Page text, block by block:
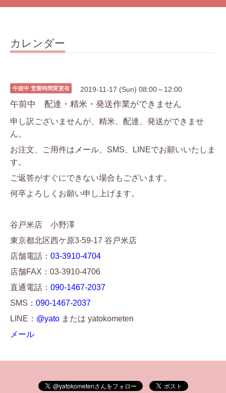
カレンダー
午前中 営業時間変更有 2019-11-17 (Sun) 08:00～12:00
午前中 配達・精米・発送作業ができません
申し訳ございませんが、精米、配達、発送ができませ
ん。
お注文、ご用件はメール、SMS、LINEでお願いいたしま
す。
ご返答がすぐにできない場合もございます。
何卒よろしくお願い申し上げます。
谷戸米店 小野澤
東京都北区西ケ原3-59-17 谷戸米店
店舗電話： 03-3910-4704
店舗FAX：03-3910-4706
直通電話： 090-1467-2037
SMS： 090-1467-2037
LINE： @yato または yatokometen
メール